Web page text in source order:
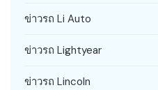
ข่าวรถ Li Auto
ข่าวรถ Lightyear
ข่าวรถ Lincoln